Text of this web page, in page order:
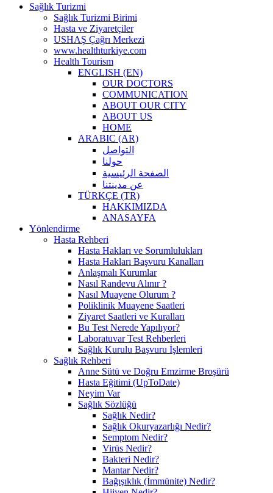
Sağlık Turizmi
Sağlık Turizmi Birimi
Hasta ve Ziyaretçiler
USHAŞ Çağrı Merkezi
www.healthturkiye.com
Health Tourism
ENGLISH (EN)
OUR DOCTORS
COMMUNICATION
ABOUT OUR CITY
ABOUT US
HOME
ARABIC (AR)
التواصل
حولنا
الصفحة الرئيسية
عن مدينتنا
TÜRKÇE (TR)
HAKKIMIZDA
ANASAYFA
Yönlendirme
Hasta Rehberi
Hasta Hakları ve Sorumlulukları
Hasta Hakları Başvuru Kanalları
Anlaşmalı Kurumlar
Nasıl Randevu Alınır ?
Nasıl Muayene Olurum ?
Poliklinik Muayene Saatleri
Ziyaret Saatleri ve Kuralları
Bu Test Nerede Yapılıyor?
Laboratuvar Test Rehberleri
Sağlık Kurulu Başvuru İşlemleri
Sağlık Rehberi
Anne Sütü ve Doğru Emzirme Broşürü
Hasta Eğitimi (UpToDate)
Neyim Var
Sağlık Sözlüğü
Sağlık Nedir?
Sağlık Okuryazarlığı Nedir?
Semptom Nedir?
Virüs Nedir?
Bakteri Nedir?
Mantar Nedir?
Bağışıklık (İmmünite) Nedir?